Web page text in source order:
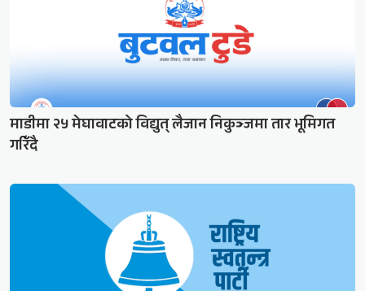
माडीमा २५ मेघावाटको विद्युत् लैजान निकुञ्जमा तार भूमिगत
गरिँदै